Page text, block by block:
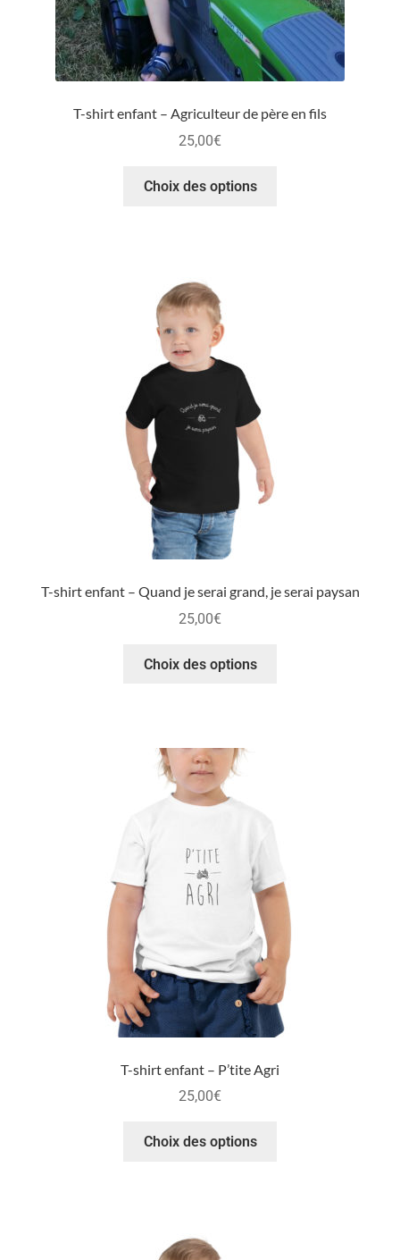
T-shirt enfant – Agriculteur de père en fils
25,00€
Choix des options
T-shirt enfant – Quand je serai grand, je serai paysan
25,00€
Choix des options
T-shirt enfant – P’tite Agri
25,00€
Choix des options